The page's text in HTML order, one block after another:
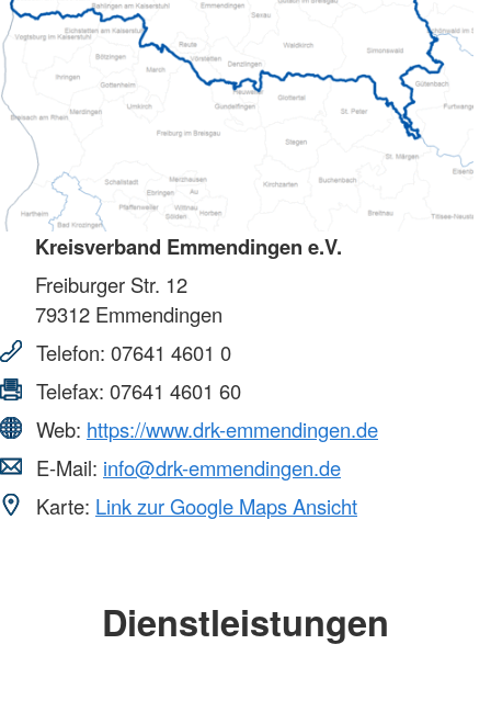
Kreisverband Emmendingen e.V.
Freiburger Str. 12
79312 Emmendingen
Telefon: 07641 4601 0
Telefax: 07641 4601 60
Web: https://www.drk-emmendingen.de
E-Mail: info@drk-emmendingen.de
Karte: Link zur Google Maps Ansicht
Dienstleistungen